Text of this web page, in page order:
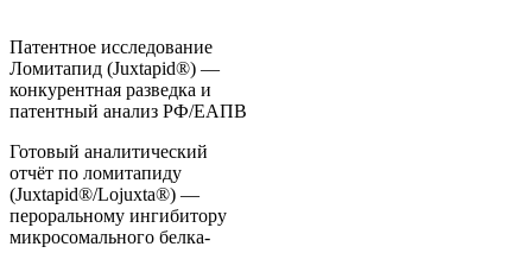
Патентное исследование
Ломитапид (Juxtapid®) —
конкурентная разведка и
патентный анализ РФ/ЕАПВ
Готовый аналитический
отчёт по ломитапиду
(Juxtapid®/Lojuxta®) —
пероральному ингибитору
микросомального белка-